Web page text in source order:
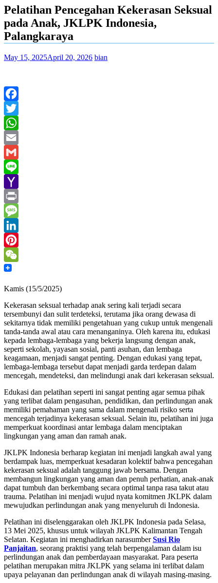
Pelatihan Pencegahan Kekerasan Seksual
pada Anak, JKLPK Indonesia,
Palangkaraya
May 15, 2025April 20, 2026 bian
Facebook
Twitter
WhatsApp
Email
Gmail
Line
Yahoo
Mail
Print
Message
LinkedIn
Pinterest
WeChat
Kamis (15/5/2025)
Kekerasan seksual terhadap anak sering kali terjadi secara
tersembunyi dan sulit terdeteksi, terutama jika orang dewasa di
sekitarnya tidak memiliki pengetahuan yang cukup untuk mengenali
tanda-tanda awal atau cara menanganinya. Oleh karena itu, edukasi
kepada lembaga-lembaga yang bekerja langsung dengan anak,
seperti sekolah, yayasan sosial, panti asuhan, dan lembaga
keagamaan, menjadi sangat penting. Dengan edukasi yang tepat,
lembaga-lembaga tersebut dapat menjadi garda terdepan dalam
mencegah, mendeteksi, dan melindungi anak dari kekerasan seksual.
Edukasi dan pelatihan seperti ini sangat penting agar semua pihak
yang terlibat dalam pengasuhan, pendidikan, dan perlindungan anak
memiliki pemahaman yang sama dalam mengenali risiko serta
mencegah terjadinya kekerasan seksual. Selain itu, pelatihan ini juga
memperkuat koordinasi antar lembaga dalam menciptakan
lingkungan yang aman dan ramah anak.
JKLPK Indonesia berharap kegiatan ini menjadi langkah awal yang
berdampak luas, memperkuat kesadaran kolektif bahwa pencegahan
kekerasan seksual adalah tanggung jawab bersama. Dengan
membangun lingkungan yang aman dan penuh perhatian, anak-anak
dapat tumbuh dan berkembang secara optimal tanpa rasa takut atau
trauma. Pelatihan ini menjadi wujud nyata komitmen JKLPK dalam
mewujudkan perlindungan anak yang menyeluruh di Indonesia.
Pelatihan ini diselenggarakan oleh JKLPK Indonesia pada Selasa,
13 Mei 2025, khusus untuk wilayah JKLPK Kalimantan Tengah
Selatan. Kegiatan ini menghadirkan narasumberSusi Rio
Panjaitan, seorang praktisi yang telah berpengalaman dalam isu
perlindungan anak dan pemberdayaan masyarakat. Para peserta
pelatihan merupakan mitra JKLPK yang selama ini terlibat dalam
upaya pelayanan dan perlindungan anak di wilayah masing-masing.